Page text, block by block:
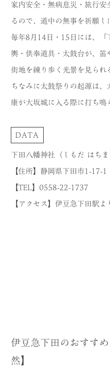
家内安全・無病息災・旅行
るので、道中の無事を祈願し
毎年8月14日・15日には、「
輿・供奉道具・太鼓台が、
街地を練り歩く光景を見られ
ちなみに太鼓祭りの起源は
康が大坂城に入る際に打ち鳴
DATA
下田八幡神社（しもだ はちま
【住所】静岡県下田市1-17-1
【TEL】0558-22-1737
【アクセス】伊豆急下田駅
伊豆急下田のおすす
然】